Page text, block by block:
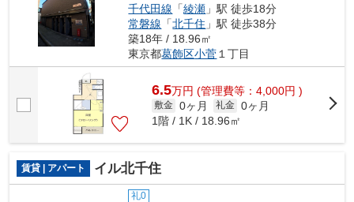
千代田線 「綾瀬 」駅 徒歩18分
常磐線 「北千住 」駅 徒歩38分
築18年 / 18.96㎡
東京都葛飾区小菅 １丁目
6.5万円 (管理費等：4,000円 )
敷金 0ヶ月 礼金 0ヶ月
1階 / 1K / 18.96㎡
賃貸 | アパート イル北千住
礼0